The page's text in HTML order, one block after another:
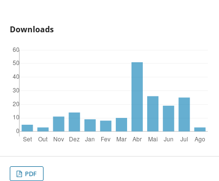
Downloads
PDF